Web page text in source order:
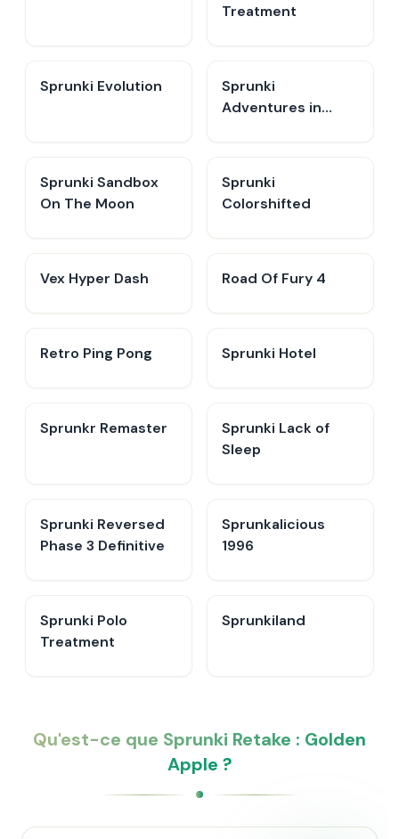
Treatment
Sprunki Evolution
Sprunki
Adventures in
Sprunki Sandbox
On The Moon
Sprunki
Colorshifted
Vex Hyper Dash Road Of Fury 4
Retro Ping Pong Sprunki Hotel
Sprunkr Remaster
Sprunki Lack of
Sleep
Sprunki Reversed
Phase 3 Definitive
Sprunkalicious
1996
Sprunki Polo
Treatment
Sprunkiland
Qu'est-ce que Sprunki Retake : Golden
Apple ?